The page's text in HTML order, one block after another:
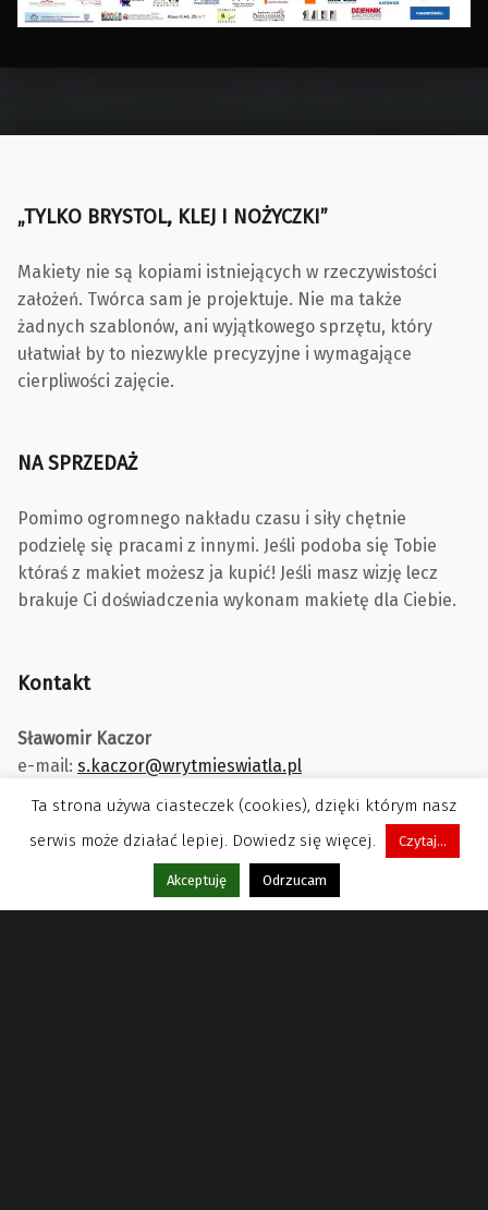
Menu
Skip back to main navigation
„TYLKO BRYSTOL, KLEJ I NOŻYCZKI”
Makiety nie są kopiami istniejących w rzeczywistości
założeń. Twórca sam je projektuje. Nie ma także
żadnych szablonów, ani wyjątkowego sprzętu, który
ułatwiał by to niezwykle precyzyjne i wymagające
cierpliwości zajęcie.
NA SPRZEDAŻ
Pomimo ogromnego nakładu czasu i siły chętnie
podzielę się pracami z innymi. Jeśli podoba się Tobie
któraś z makiet możesz ja kupić! Jeśli masz wizję lecz
brakuje Ci doświadczenia wykonam makietę dla Ciebie.
Kontakt
Sławomir Kaczor
e-mail: s.kaczor@wrytmieswiatla.pl
Ta strona używa ciasteczek (cookies), dzięki którym nasz
serwis może działać lepiej. Dowiedz się więcej.
Czytaj...
Akceptuję Odrzucam